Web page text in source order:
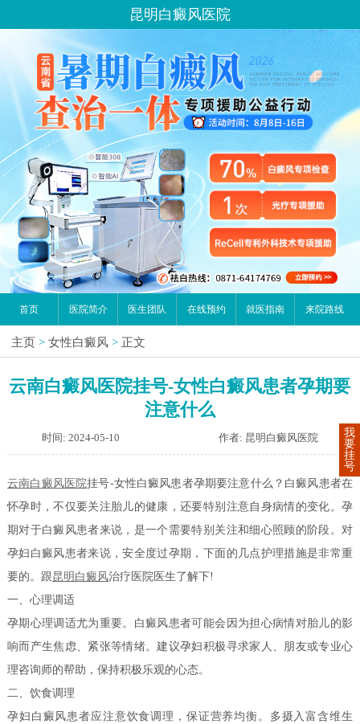
昆明白癜风医院
首页 医院简介 医生团队 在线预约 就医指南 来院路线
主页 > 女性白癜风 > 正文
云南白癜风医院挂号-女性白癜风患者孕期要
注意什么
时间: 2024-05-10 作者: 昆明白癜风医院
云南白癜风医院挂号-女性白癜风患者孕期要注意什么？白癜风患者在
怀孕时，不仅要关注胎儿的健康，还要特别注意自身病情的变化。孕
期对于白癜风患者来说，是一个需要特别关注和细心照顾的阶段。对
孕妇白癜风患者来说，安全度过孕期，下面的几点护理措施是非常重
要的。跟昆明白癜风治疗医院医生了解下!
一、心理调适
孕期心理调适尤为重要。白癜风患者可能会因为担心病情对胎儿的影
响而产生焦虑、紧张等情绪。建议孕妇积极寻求家人、朋友或专业心
理咨询师的帮助，保持积极乐观的心态。
二、饮食调理
孕妇白癜风患者应注意饮食调理，保证营养均衡。多摄入富含维生
我
要
挂
号